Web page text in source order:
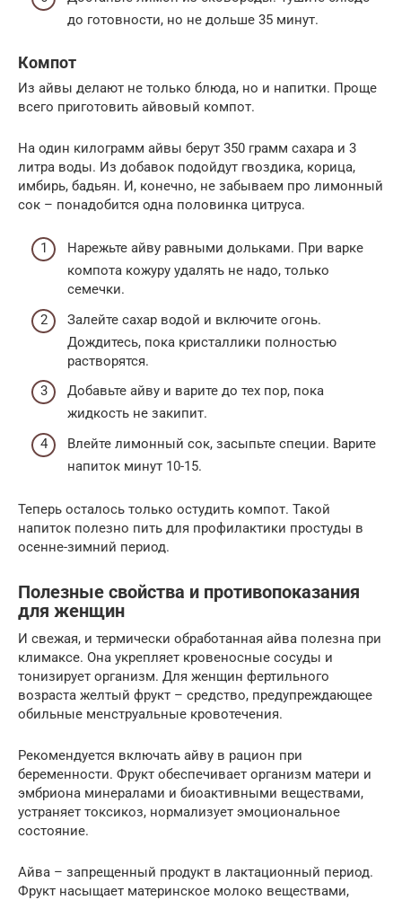
до готовности, но не дольше 35 минут.
Компот
Из айвы делают не только блюда, но и напитки. Проще
всего приготовить айвовый компот.
На один килограмм айвы берут 350 грамм сахара и 3
литра воды. Из добавок подойдут гвоздика, корица,
имбирь, бадьян. И, конечно, не забываем про лимонный
сок – понадобится одна половинка цитруса.
Нарежьте айву равными дольками. При варке
компота кожуру удалять не надо, только
семечки.
Залейте сахар водой и включите огонь.
Дождитесь, пока кристаллики полностью
растворятся.
Добавьте айву и варите до тех пор, пока
жидкость не закипит.
Влейте лимонный сок, засыпьте специи. Варите
напиток минут 10-15.
Теперь осталось только остудить компот. Такой
напиток полезно пить для профилактики простуды в
осенне-зимний период.
Полезные свойства и противопоказания
для женщин
И свежая, и термически обработанная айва полезна при
климаксе. Она укрепляет кровеносные сосуды и
тонизирует организм. Для женщин фертильного
возраста желтый фрукт – средство, предупреждающее
обильные менструальные кровотечения.
Рекомендуется включать айву в рацион при
беременности. Фрукт обеспечивает организм матери и
эмбриона минералами и биоактивными веществами,
устраняет токсикоз, нормализует эмоциональное
состояние.
Айва – запрещенный продукт в лактационный период.
Фрукт насыщает материнское молоко веществами,